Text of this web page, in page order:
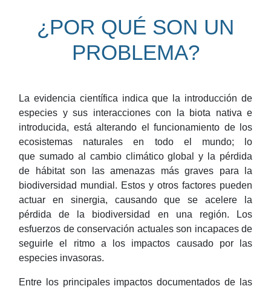
¿POR QUÉ SON UN
PROBLEMA?
La evidencia científica indica que la introducción de
especies y sus interacciones con la biota nativa e
introducida, está alterando el funcionamiento de los
ecosistemas naturales en todo el mundo; lo
que sumado al cambio climático global y la pérdida
de hábitat son las amenazas más graves para la
biodiversidad mundial. Estos y otros factores pueden
actuar en sinergia, causando que se acelere la
pérdida de la biodiversidad en una región. Los
esfuerzos de conservación actuales son incapaces de
seguirle el ritmo a los impactos causado por las
especies invasoras.
Entre los principales impactos documentados de las